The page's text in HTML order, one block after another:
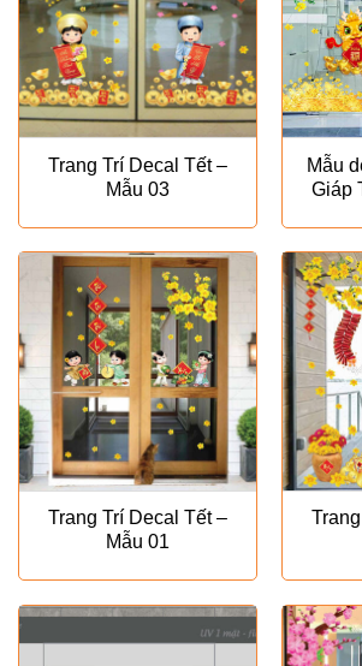
Trang Trí Decal Tết –
Mẫu 03
Mẫu
Giáp
Trang Trí Decal Tết –
Mẫu 01